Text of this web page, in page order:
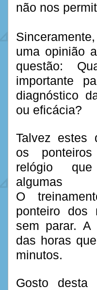
não nos
uma opinião
questão:
importante
diagnóstico
ou eficácia?
Talvez estes
os
relógio
O
ponteiro dos
sem parar.
das horas
minutos.
Gosto desta